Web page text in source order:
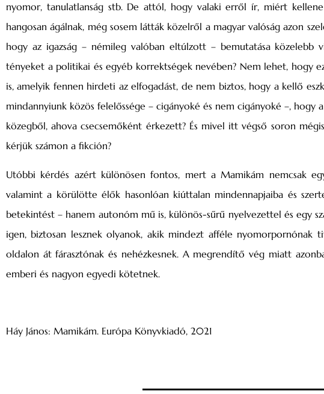
nyomor, tanulatlanság stb. De attól, hogy valaki erről ír, miért
hangosan ágálnak, még sosem látták közelről a magyar valóság azon
hogy az igazság – némileg valóban eltúlzott – bemutatása közelebb
tényeket a politikai és egyéb korrektségek nevében? Nem lehet, hogy
is, amelyik fennen hirdeti az elfogadást, de nem biztos, hogy a kellő
mindannyiunk közös felelőssége – cigányoké és nem cigányoké –,
közegből, ahova csecsemőként érkezett? És mivel itt végső soron
kérjük számon a fikción?
Utóbbi kérdés azért különösen fontos, mert a Mamikám nemcsak
valamint a körülötte élők hasonlóan kiúttalan mindennapjaiba és
betekintést – hanem autonóm mű is, különös-sűrű nyelvezettel és egy
igen, biztosan lesznek olyanok, akik mindezt afféle nyomorpornónak
oldalon át fárasztónak és nehézkesnek. A megrendítő vég miatt
emberi és nagyon egyedi kötetnek.
Háy János: Mamikám. Európa Könyvkiadó, 2021